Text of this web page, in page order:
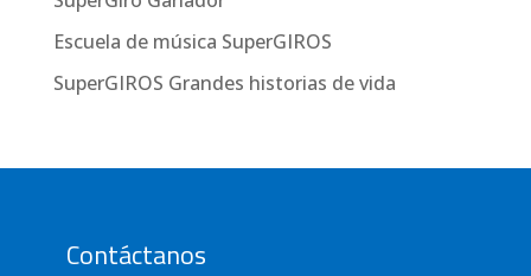
Escuela de música SuperGIROS
SuperGIROS Grandes historias de vida
Contáctanos